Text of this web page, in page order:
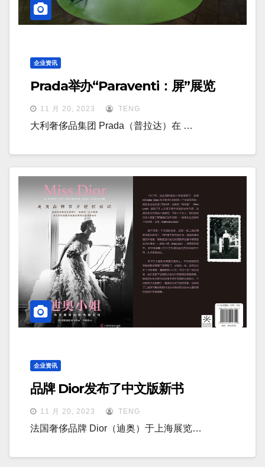
企业资讯
Prada举办“Paraventi：屏”展览
11 月 20, 2023 TENG
大利奢侈品集团 Prada（普拉达）在 …
企业资讯
品牌 Dior发布了中文版新书
11 月 20, 2023 TENG
法国奢侈品牌 Dior（迪奥）于上海展览…